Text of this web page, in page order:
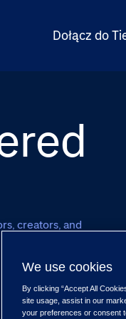
Dołącz do
creators, and
We use cookies
By clicking “Accept All
site usage, assist in our
your preferences or consent